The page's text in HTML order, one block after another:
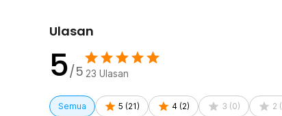
1 x Kabel Adaptor USB Type A 3.0 to SATA
Ulasan
5/5 23 Ulasan
Semua 5 (21) 4 (2) 3 (0) 2 (